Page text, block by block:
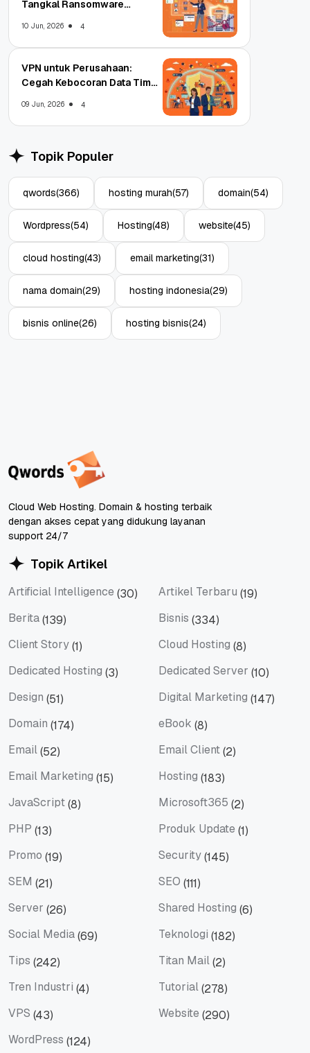
Tangkal Ransomware
10 Jun, 2026 4
VPN untuk Perusahaan:
Cegah Kebocoran Data Tim
09 Jun, 2026 4
Topik Populer
qwords(366) hosting murah(57) domain(54)
Wordpress(54) Hosting(48) website(45)
cloud hosting(43) email marketing(31)
nama domain(29) hosting indonesia(29)
bisnis online(26) hosting bisnis(24)
Cloud Web Hosting. Domain & hosting terbaik
dengan akses cepat yang didukung layanan
support 24/7
Topik Artikel
Artificial Intelligence (30) Artikel Terbaru (19)
Berita(139) Bisnis (334)
Client Story(1) Cloud Hosting (8)
Dedicated Hosting (3) Dedicated Server (10)
Design (51) Digital Marketing (147)
Domain (174) eBook (8)
Email(52) Email Client(2)
Email Marketing (15) Hosting (183)
JavaScript(8) Microsoft365 (2)
PHP (13) Produk Update (1)
Promo (19) Security(145)
SEM (21) SEO (111)
Server (26) Shared Hosting (6)
Social Media(69) Teknologi (182)
Tips (242) Titan Mail(2)
Tren Industri (4) Tutorial(278)
VPS (43) Website (290)
WordPress (124)